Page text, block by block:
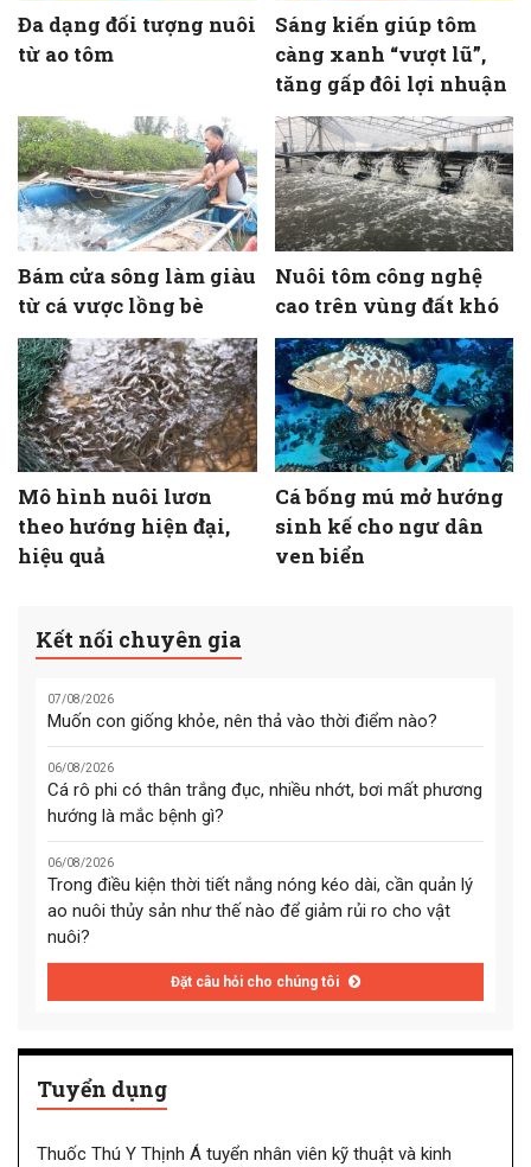
Đa dạng đối tượng nuôi
từ ao tôm
Sáng kiến giúp tôm
càng xanh “vượt lũ”,
tăng gấp đôi lợi nhuận
Bám cửa sông làm giàu
từ cá vược lồng bè
Nuôi tôm công nghệ
cao trên vùng đất khó
Mô hình nuôi lươn
theo hướng hiện đại,
hiệu quả
Cá bống mú mở hướng
sinh kế cho ngư dân
ven biển
Kết nối chuyên gia
07/08/2026
Muốn con giống khỏe, nên thả vào thời điểm nào?
06/08/2026
Cá rô phi có thân trắng đục, nhiều nhớt, bơi mất phương
hướng là mắc bệnh gì?
06/08/2026
Trong điều kiện thời tiết nắng nóng kéo dài, cần quản lý
ao nuôi thủy sản như thế nào để giảm rủi ro cho vật
nuôi?
Đặt câu hỏi cho chúng tôi
Tuyển dụng
Thuốc Thú Y Thịnh Á tuyển nhân viên kỹ thuật và kinh